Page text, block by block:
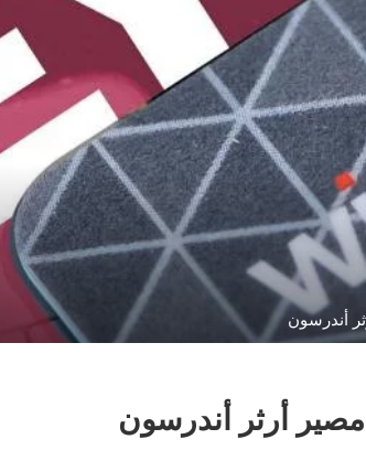
أندرسون
أرثر أندرسون